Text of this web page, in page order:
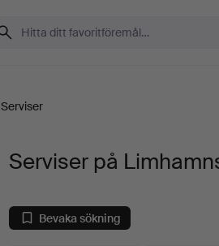
Serviser
Serviser på
Bevaka sökning